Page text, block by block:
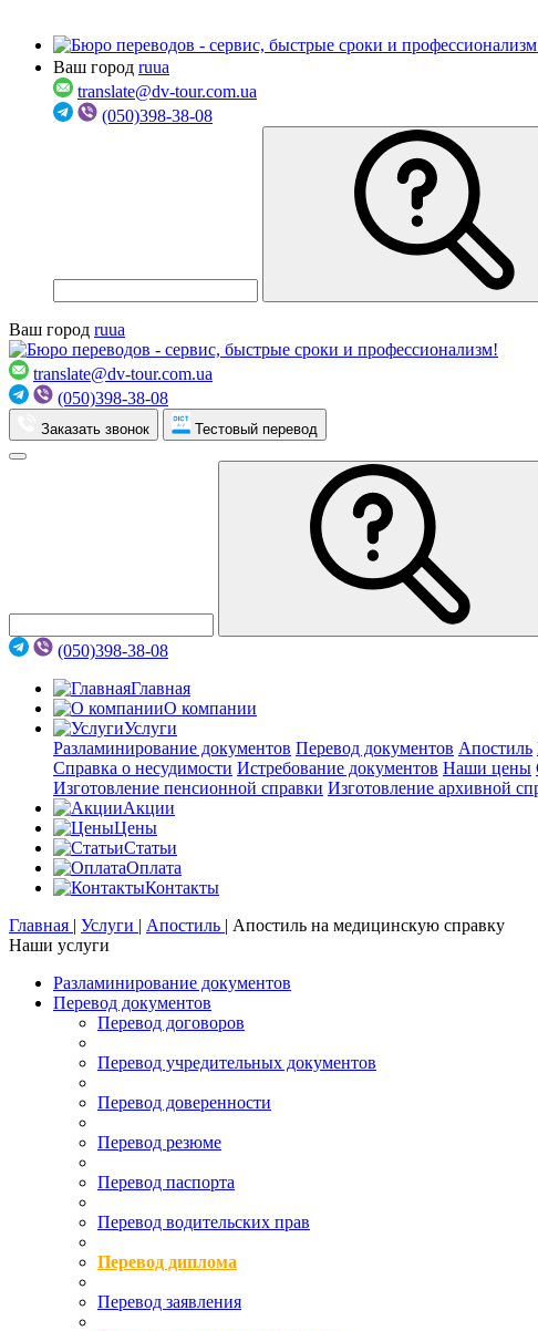
Ваш город ruua
translate@dv-tour.com.ua
(050)398-38-08
Ваш город ruua
translate@dv-tour.com.ua
(050)398-38-08
Заказать звонок Тестовый перевод
(050)398-38-08
Главная
О компании
Услуги
Разламинирование документов Перевод документов Апостиль
Справка о несудимости Истребование документов Наши цены
Изготовление пенсионной справки Изготовление архивной
Акции
Цены
Статьи
Оплата
Контакты
Главная | Услуги | Апостиль | Апостиль на медицинскую справку
Наши услуги
Разламинирование документов
Перевод документов
Перевод договоров
Перевод учредительных документов
Перевод доверенности
Перевод резюме
Перевод паспорта
Перевод водительских прав
Перевод диплома
Перевод заявления